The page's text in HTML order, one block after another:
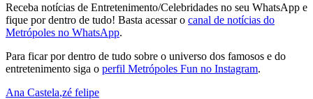
Receba notícias de Entretenimento/Celebridades no seu WhatsApp e
fique por dentro de tudo! Basta acessar o canal de notícias do
Metrópoles no WhatsApp.
Para ficar por dentro de tudo sobre o universo dos famosos e do
entretenimento siga o perfil Metrópoles Fun no Instagram.
Ana Castela,zé felipe